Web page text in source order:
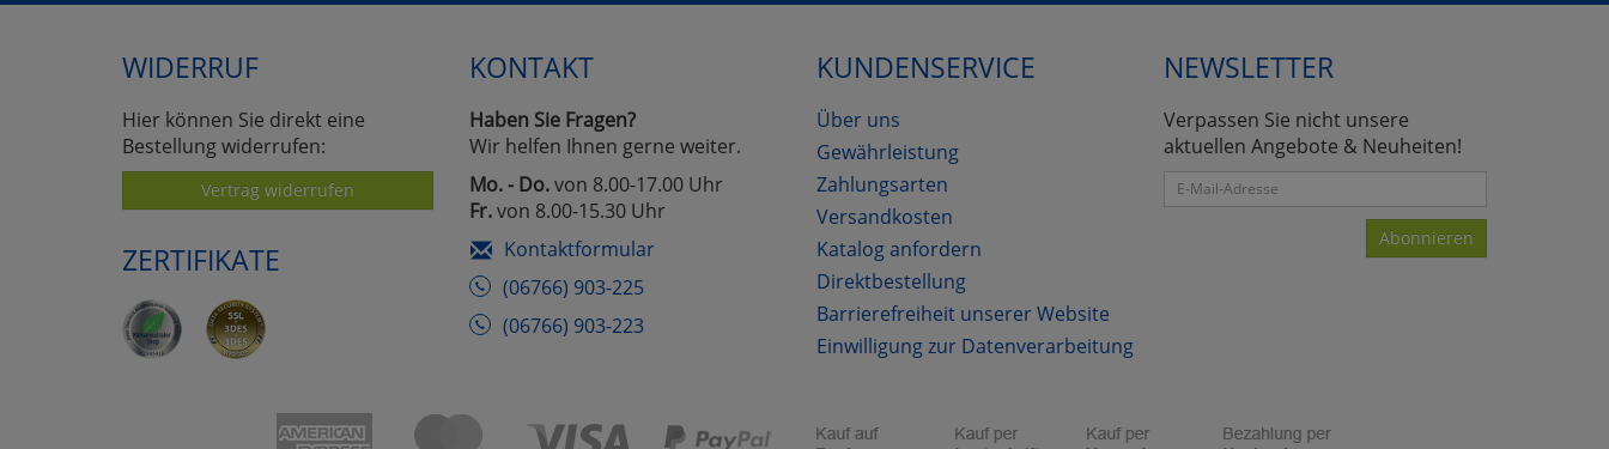
WIDERRUF
Hier können Sie direkt eine
Bestellung widerrufen:
Vertrag widerrufen
ZERTIFIKATE
KONTAKT
Haben Sie Fragen?
Wir helfen Ihnen gerne weiter.
Mo. - Do.von 8.00-17.00 Uhr
Fr.von 8.00-15.30 Uhr
Kontaktformular
(06766) 903-225
(06766) 903-223
KUNDENSERVICE
Über uns
Gewährleistung
Zahlungsarten
Versandkosten
Katalog anfordern
Direktbestellung
Barrierefreiheit unserer Website
Einwilligung zur Datenverarbeitung
NEWSLETTER
Verpassen Sie nicht unsere
aktuellen Angebote & Neuheiten!
Abonnieren
Marketing
Umfragetools
Cookies
Alle Akzeptieren Cookies
Einstellungen speichern
zurückzu Haupptseite Zustimmung Datenverarbeitung (Seitenende)